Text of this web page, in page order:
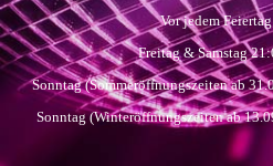
Vor jedem
Freitag & Samstag
Sonntag (Sommeröffnungszeiten ab
Sonntag (Winteröffnungszeiten ab